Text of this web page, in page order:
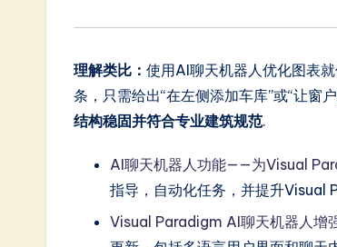
理解类比： 使用AI聊天机器人优化图表
条，只需给出“在左侧添加车库”或“让窗
结构稳固并符合专业建筑规范.
AI聊天机器人功能——为Visual
指导，自动化任务，并提升Visual
Visual Paradigm AI聊天机器人增